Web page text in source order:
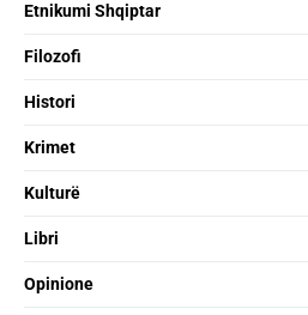
Etnikumi Shqiptar
Filozofi
Histori
Krimet
Kulturë
Libri
Opinione